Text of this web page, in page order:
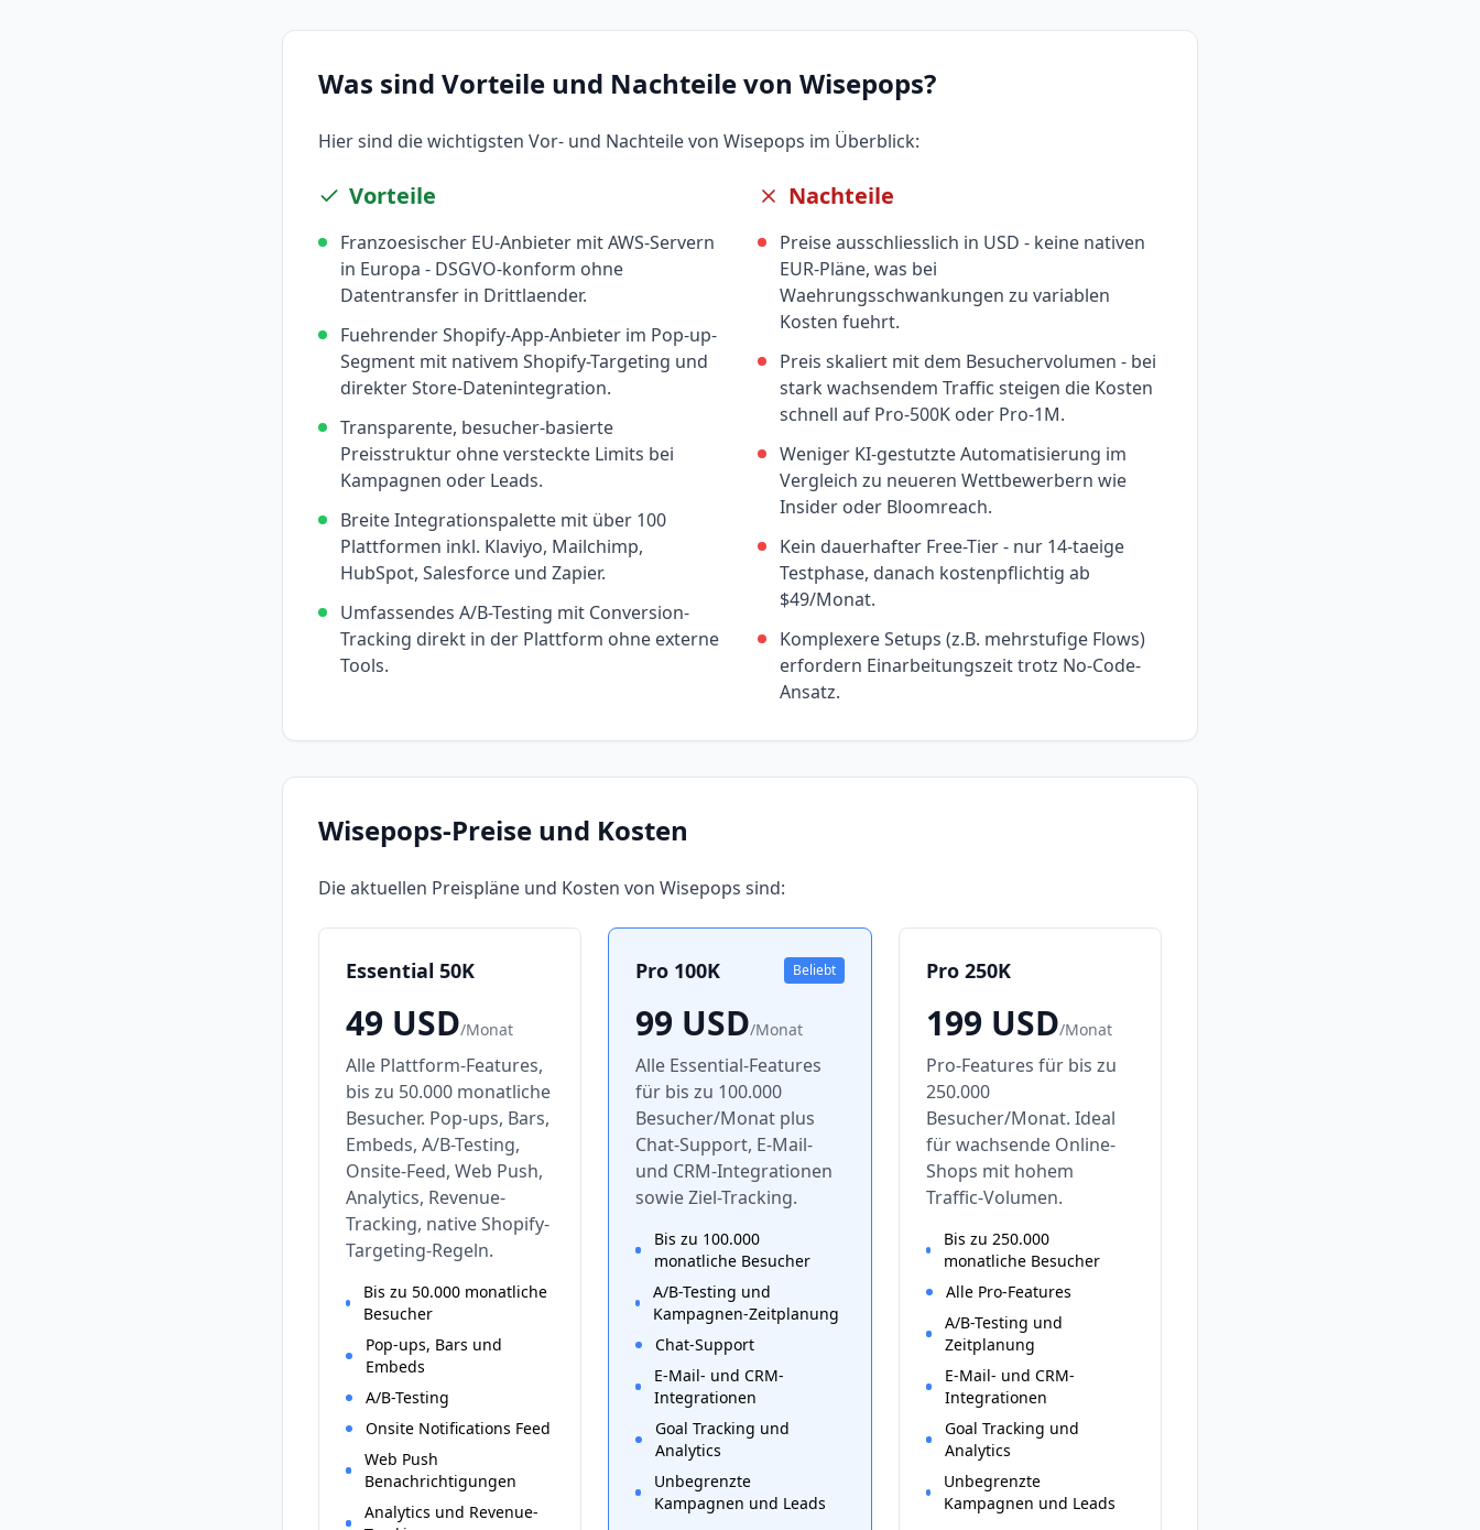
Was sind Vorteile und Nachteile von Wisepops?
Hier sind die wichtigsten Vor- und Nachteile von Wisepops im Überblick:
Vorteile
Franzoesischer EU-Anbieter mit AWS-Servern
in Europa - DSGVO-konform ohne
Datentransfer in Drittlaender.
Fuehrender Shopify-App-Anbieter im Pop-up-
Segment mit nativem Shopify-Targeting und
direkter Store-Datenintegration.
Transparente, besucher-basierte
Preisstruktur ohne versteckte Limits bei
Kampagnen oder Leads.
Breite Integrationspalette mit über 100
Plattformen inkl. Klaviyo, Mailchimp,
HubSpot, Salesforce und Zapier.
Umfassendes A/B-Testing mit Conversion-
Tracking direkt in der Plattform ohne externe
Tools.
Nachteile
Preise ausschliesslich in USD - keine nativen
EUR-Pläne, was bei
Waehrungsschwankungen zu variablen
Kosten fuehrt.
Preis skaliert mit dem Besuchervolumen - bei
stark wachsendem Traffic steigen die Kosten
schnell auf Pro-500K oder Pro-1M.
Weniger KI-gestutzte Automatisierung im
Vergleich zu neueren Wettbewerbern wie
Insider oder Bloomreach.
Kein dauerhafter Free-Tier - nur 14-taeige
Testphase, danach kostenpflichtig ab
$49/Monat.
Komplexere Setups (z.B. mehrstufige Flows)
erfordern Einarbeitungszeit trotz No-Code-
Ansatz.
Wisepops-Preise und Kosten
Die aktuellen Preispläne und Kosten von Wisepops sind:
Essential 50K
49 USD/Monat
Alle Plattform-Features,
bis zu 50.000 monatliche
Besucher. Pop-ups, Bars,
Embeds, A/B-Testing,
Onsite-Feed, Web Push,
Analytics, Revenue-
Tracking, native Shopify-
Targeting-Regeln.
Bis zu 50.000 monatliche
Besucher
Pop-ups, Bars und
Embeds
A/B-Testing
Onsite Notifications Feed
Web Push
Benachrichtigungen
Analytics und Revenue-
Pro 100K Beliebt
99 USD/Monat
Alle Essential-Features
für bis zu 100.000
Besucher/Monat plus
Chat-Support, E-Mail-
und CRM-Integrationen
sowie Ziel-Tracking.
Bis zu 100.000
monatliche Besucher
A/B-Testing und
Kampagnen-Zeitplanung
Chat-Support
E-Mail- und CRM-
Integrationen
Goal Tracking und
Analytics
Unbegrenzte
Kampagnen und Leads
Pro 250K
199 USD/Monat
Pro-Features für bis zu
250.000
Besucher/Monat. Ideal
für wachsende Online-
Shops mit hohem
Traffic-Volumen.
Bis zu 250.000
monatliche Besucher
Alle Pro-Features
A/B-Testing und
Zeitplanung
E-Mail- und CRM-
Integrationen
Goal Tracking und
Analytics
Unbegrenzte
Kampagnen und Leads